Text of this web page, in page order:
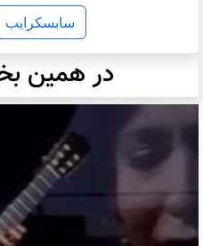
سابسکرایب
در همین